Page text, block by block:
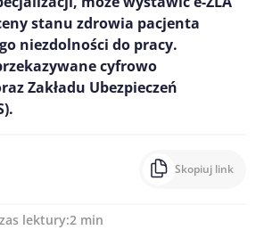
stanu zdrowia pacjenta
niezdolności do pracy.
cyfrowo
Zakładu Ubezpieczeń
Skopiuj link
lektury:2 min